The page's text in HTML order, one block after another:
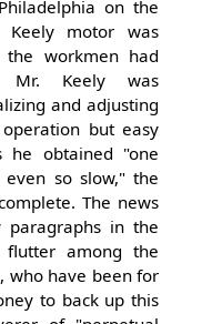
on the
motor was
the workmen had
Mr. Keely was
and adjusting
but easy
obtained "one
so slow," the
The news
paragraphs in the
flutter among the
who have been for
to back up this